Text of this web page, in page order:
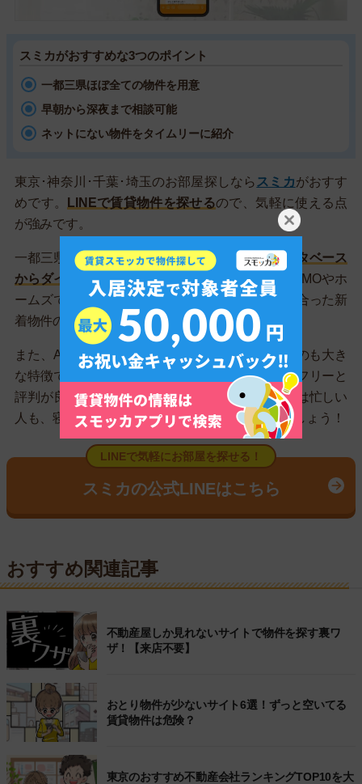
スミカがおすすめな3つのポイント
一都三県ほぼ全ての物件を用意
早朝から深夜まで相談可能
ネットにない物件をタイムリーに紹介
東京･神奈川･千葉･埼玉のお部屋探しなら スミカがおすす
めです。
LINEで賃貸物件を探せるので、気軽に使える点
が強みです。
一都三県の全域に対応していて、 業者専用のデータベース
からダイレクトに物件を紹介してくれます。SUUMOやホ
ームズで見かけたお部屋はもちろん、希望条件に合った新
着物件の速報ももらえます。
また、AIではなくスタッフが丁寧に対応しているのも大き
な特徴です。的外れな案内がないため、ストレスフリーと
評判が良いです。夜間も営業している
ので、昼間は忙しい
人も、寝る前の数分を使ってお部屋を探してみましょう！
LINEで気軽にお部屋を探せる！
スミカの公式LINEはこちら
おすすめ関連記事
不動産屋しか見れないサイトで物件を探す裏ワ
ザ！【来店不要】
おとり物件が少ないサイト6選！ずっと空いてる
賃貸物件は危険？
東京のおすすめ不動産会社ランキングTOP10を大